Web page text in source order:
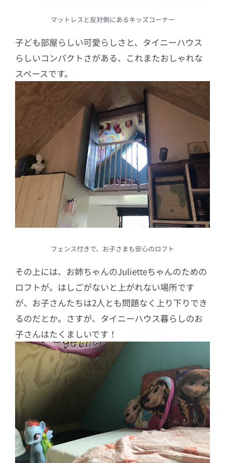
マットレスと反対側にあるキッズコーナー
子ども部屋らしい可愛らしさと、タイニーハウス
らしいコンパクトさがある、これまたおしゃれな
スペースです。
フェンス付きで、お子さまも安心のロフト
その上には、お姉ちゃんのJulietteちゃんのための
ロフトが。はしごがないと上がれない場所です
が、お子さんたちは2人とも問題なく上り下りでき
るのだとか。さすが、タイニーハウス暮らしのお
子さんはたくましいです！